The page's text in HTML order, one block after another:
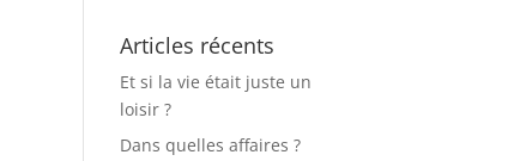
Articles récents
Et si la vie était juste un
loisir ?
Dans quelles affaires ?